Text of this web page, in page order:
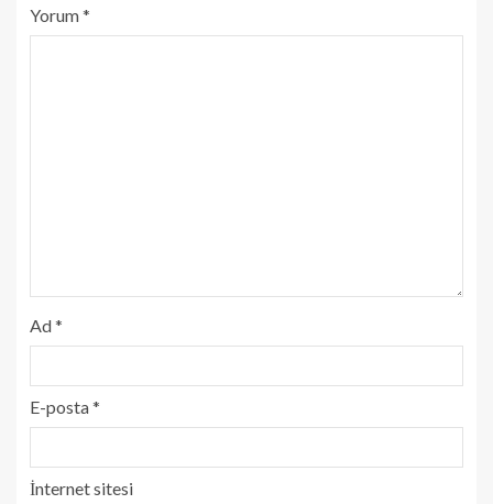
Yorum*
Ad*
E-posta*
İnternet sitesi